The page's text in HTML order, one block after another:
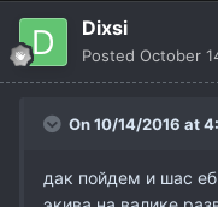
Dixsi
Posted October
On 10/14/2016 at
дак пойдем и шас